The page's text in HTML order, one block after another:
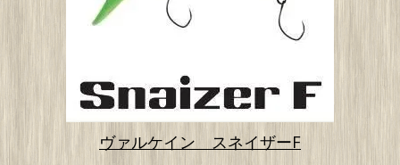
ヴァルケイン スネイザーF